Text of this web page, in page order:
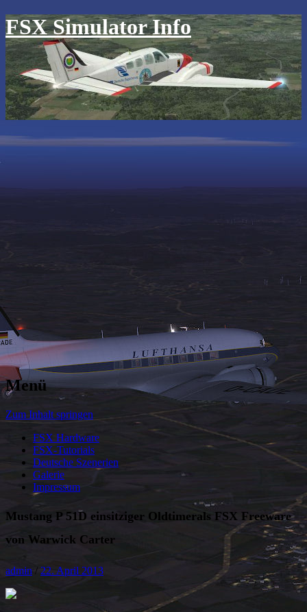
FSX Simulator Info
Menü
Zum Inhalt springen
FSX Hardware
FSX-Tutorials
Deutsche Szenerien
Galerie
Impressum
Mustang P 51D einsitziger Oldtimerals FSX Freeware
von Warwick Carter
admin / 22. April 2013